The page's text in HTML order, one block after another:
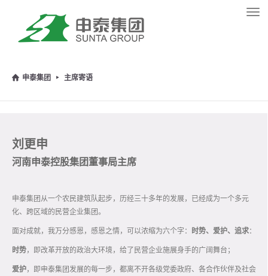
申泰集团 主席寄语
刘更申
河南申泰控股集团董事局主席
申泰集团从一个农民建筑队起步，历经三十多年的发展，已经成为一个多元
化、跨区域的民营企业集团。
面对成就，我万分感恩，感恩之情，可以浓缩为六个字： 时势、爱护、追求：
时势，即改革开放的政治大环境，给了民营企业施展身手的广阔舞台；
爱护，即申泰集团发展的每一步，都离不开各级党委政府、各合作伙伴及社会